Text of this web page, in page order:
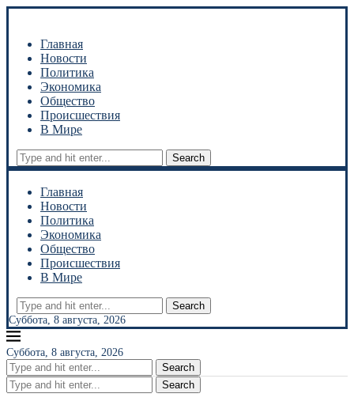
Главная
Новости
Политика
Экономика
Общество
Происшествия
В Мире
Search
Главная
Новости
Политика
Экономика
Общество
Происшествия
В Мире
Search
Суббота, 8 августа, 2026
Суббота, 8 августа, 2026
Search
Search